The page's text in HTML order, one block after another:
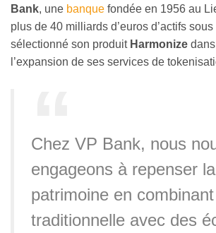
Bank, une banque fondée en 1956 au
plus de 40 milliards d’euros d’actifs
sélectionné son produit Harmonize
l’expansion de ses services de
Chez VP Bank, nous
engageons à repenser
patrimoine en
traditionnelle avec des